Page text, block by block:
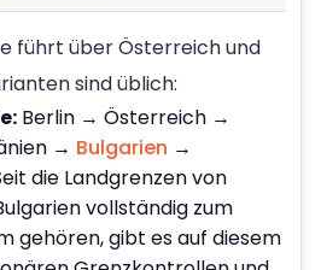
führt über Österreich und
sind üblich:
Berlin → Österreich →
→ Bulgarien →
die Landgrenzen von
vollständig zum
gehören, gibt es auf diesem